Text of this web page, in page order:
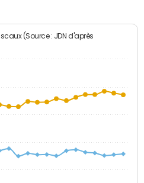
(Source : JDN d'après